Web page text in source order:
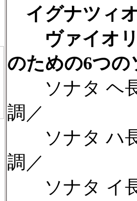
イグナツィ
ヴァイオリ
のための6つの
ソナタ ヘ長
調／
ソナタ ハ長
調／
ソナタ イ長